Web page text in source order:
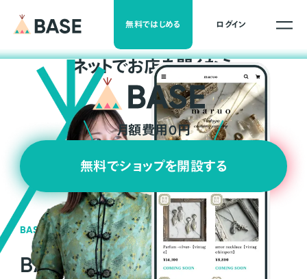
無料ではじめる ログイン
ネットでお店を開くなら
月額費用0円
無料でショップを開設する
BASEの強み
BASEが強い3つの理由